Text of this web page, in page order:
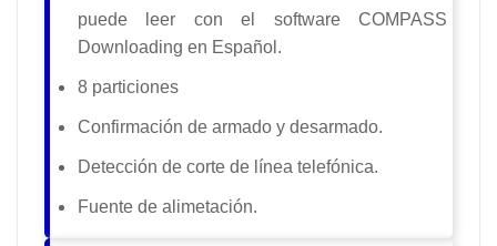
puede leer con el software COMPASS
Downloading en Español.
8 particiones
Confirmación de armado y desarmado.
Detección de corte de línea telefónica.
Fuente de alimetación.